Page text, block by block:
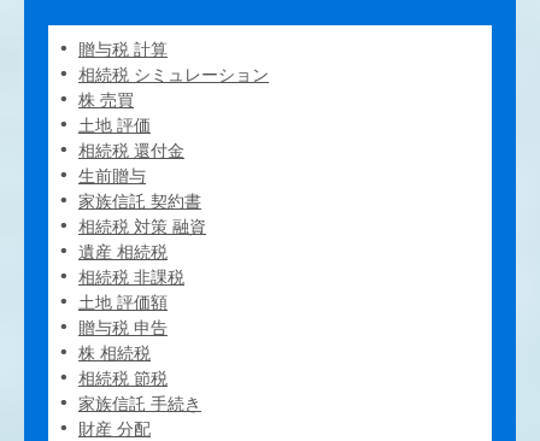
贈与税 計算
相続税 シミュレーション
株 売買
土地 評価
相続税 還付金
生前贈与
家族信託 契約書
相続税 対策 融資
遺産 相続税
相続税 非課税
土地 評価額
贈与税 申告
株 相続税
相続税 節税
家族信託 手続き
財産 分配